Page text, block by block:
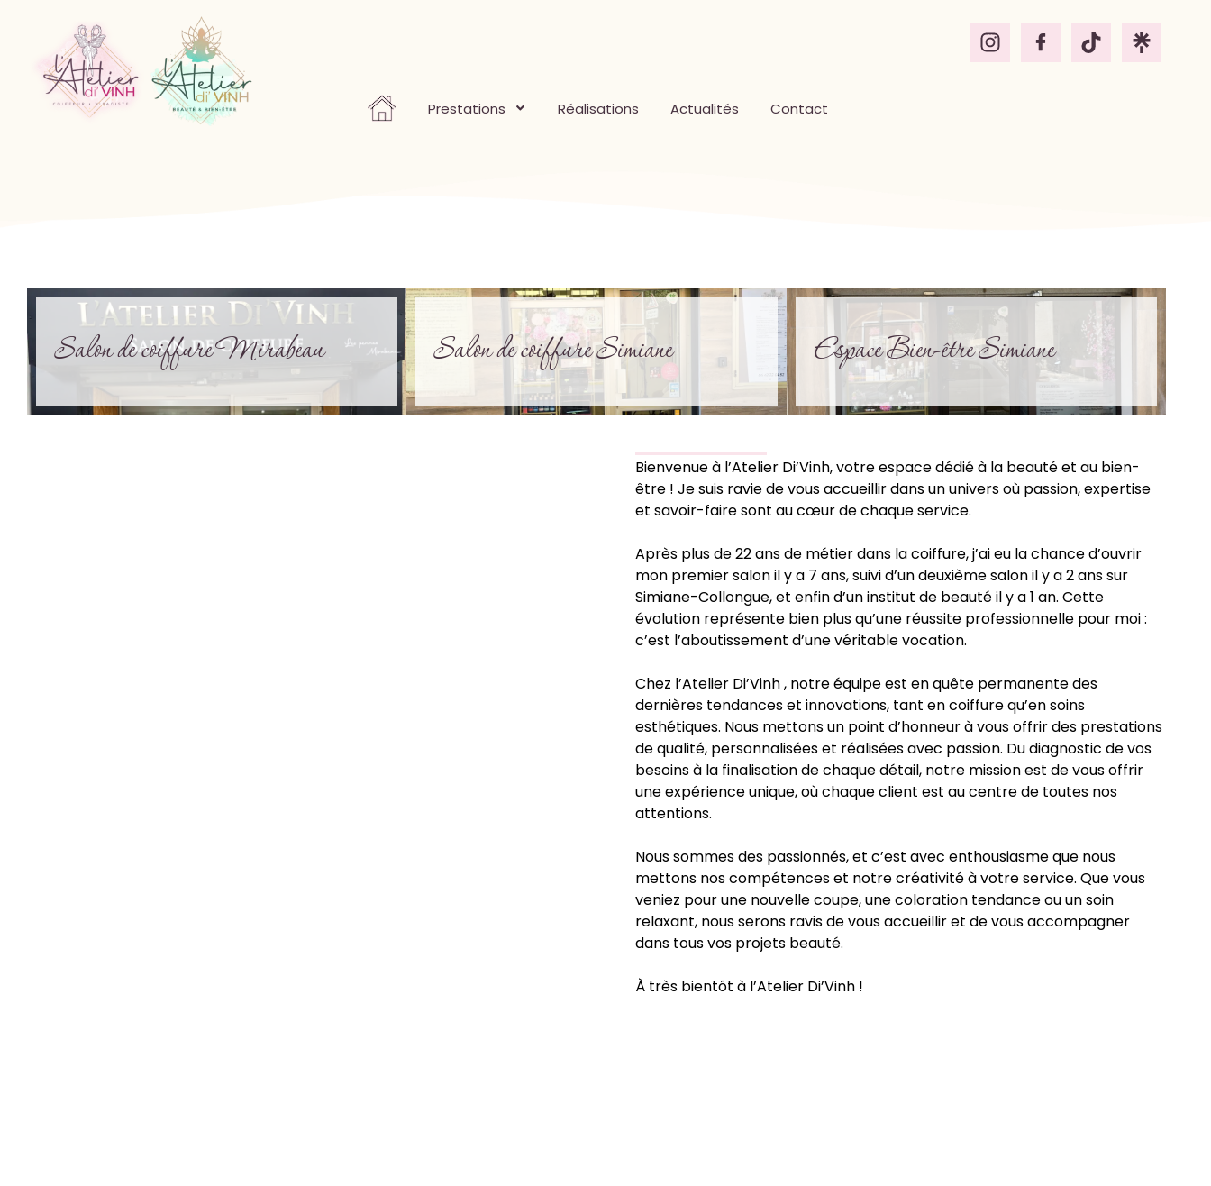
Prestations Réalisations Actualités Contact
Salon de coiffure Mirabeau Salon de coiffure Simiane Espace Bien-être Simiane
Bienvenue à l’Atelier Di’Vinh, votre espace dédié à la beauté et au bien-
être ! Je suis ravie de vous accueillir dans un univers où passion, expertise
et savoir-faire sont au cœur de chaque service.
Après plus de 22 ans de métier dans la coiffure, j’ai eu la chance d’ouvrir
mon premier salon il y a 7 ans, suivi d’un deuxième salon il y a 2 ans sur
Simiane-Collongue, et enfin d’un institut de beauté il y a 1 an. Cette
évolution représente bien plus qu’une réussite professionnelle pour moi :
c’est l’aboutissement d’une véritable vocation.
Chez l’Atelier Di’Vinh , notre équipe est en quête permanente des
dernières tendances et innovations, tant en coiffure qu’en soins
esthétiques. Nous mettons un point d’honneur à vous offrir des prestations
de qualité, personnalisées et réalisées avec passion. Du diagnostic de vos
besoins à la finalisation de chaque détail, notre mission est de vous offrir
une expérience unique, où chaque client est au centre de toutes nos
attentions.
Nous sommes des passionnés, et c’est avec enthousiasme que nous
mettons nos compétences et notre créativité à votre service. Que vous
veniez pour une nouvelle coupe, une coloration tendance ou un soin
relaxant, nous serons ravis de vous accueillir et de vous accompagner
dans tous vos projets beauté.
À très bientôt à l’Atelier Di’Vinh !